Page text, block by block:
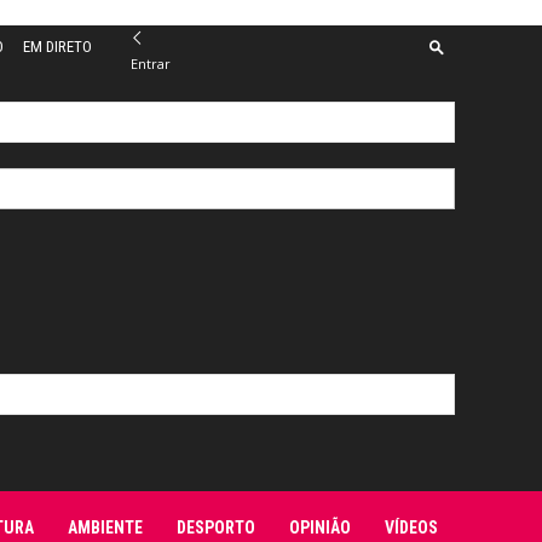
EM DIRETO
Entrar
AMBIENTE DESPORTO OPINIÃO VÍDEOS